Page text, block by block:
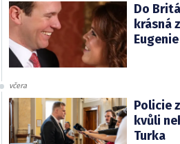
Do
krásná
včera
Policie
kvůli
Turka